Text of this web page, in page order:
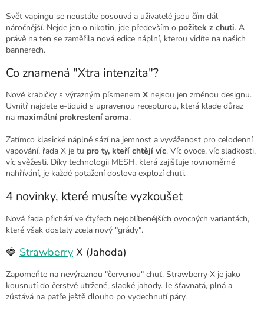
Svět vapingu se neustále posouvá a uživatelé jsou čím dál
náročnější. Nejde jen o nikotin, jde především o požitek z chuti. A
právě na ten se zaměřila nová edice náplní, kterou vidíte na našich
bannerech.
Co znamená "Xtra intenzita"?
Nové krabičky s výrazným písmenem X nejsou jen změnou designu.
Uvnitř najdete e-liquid s upravenou recepturou, která klade důraz
na maximální prokreslení aroma.
Zatímco klasické náplně sází na jemnost a vyváženost pro celodenní
vapování, řada X je tu pro ty, kteří chtějí víc. Víc ovoce, víc sladkosti,
víc svěžesti. Díky technologii MESH, která zajišťuje rovnoměrné
nahřívání, je každé potažení doslova explozí chuti.
4 novinky, které musíte vyzkoušet
Nová řada přichází ve čtyřech nejoblíbenějších ovocných variantách,
které však dostaly zcela nový "grády".
🍓 Strawberry X (Jahoda)
Zapomeňte na nevýraznou "červenou" chuť. Strawberry X je jako
kousnutí do čerstvě utržené, sladké jahody. Je šťavnatá, plná a
zůstává na patře ještě dlouho po vydechnutí páry.